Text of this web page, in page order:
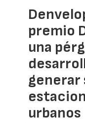
premio
una
generar
urbanos